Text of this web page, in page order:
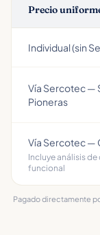
Precio
Individual (sin
Vía Sercotec —
Pioneras
Vía Sercotec —
Incluye análisis
funcional
Pagado directamente